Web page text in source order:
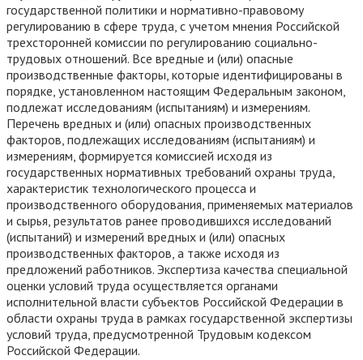
государственной политики и нормативно-правовому
регулированию в сфере труда, с учетом мнения Российской
трехсторонней комиссии по регулированию социально-
трудовых отношений. Все вредные и (или) опасные
производственные факторы, которые идентифицированы в
порядке, установленном настоящим Федеральным законом,
подлежат исследованиям (испытаниям) и измерениям.
Перечень вредных и (или) опасных производственных
факторов, подлежащих исследованиям (испытаниям) и
измерениям, формируется комиссией исходя из
государственных нормативных требований охраны труда,
характеристик технологического процесса и
производственного оборудования, применяемых материалов
и сырья, результатов ранее проводившихся исследований
(испытаний) и измерений вредных и (или) опасных
производственных факторов, а также исходя из
предложений работников. Экспертиза качества специальной
оценки условий труда осуществляется органами
исполнительной власти субъектов Российской Федерации в
области охраны труда в рамках государственной экспертизы
условий труда, предусмотренной Трудовым кодексом
Российской Федерации.